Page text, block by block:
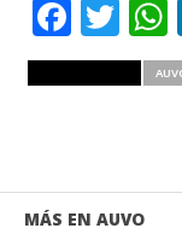
MÁS EN AUVO